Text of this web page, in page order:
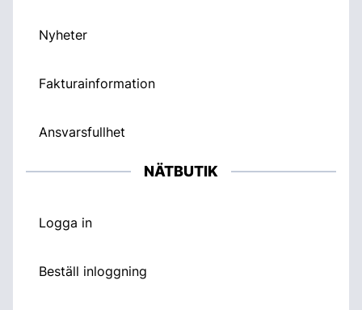
Nyheter
Fakturainformation
Ansvarsfullhet
NÄTBUTIK
Logga in
Beställ inloggning